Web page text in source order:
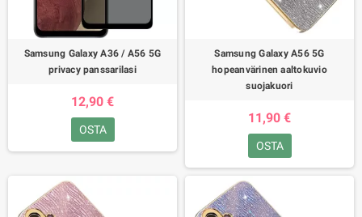
Samsung Galaxy A36 / A56 5G
privacy panssarilasi
12,90 €
OSTA
Samsung Galaxy A56 5G
hopeanvärinen aaltokuvio
suojakuori
11,90 €
OSTA